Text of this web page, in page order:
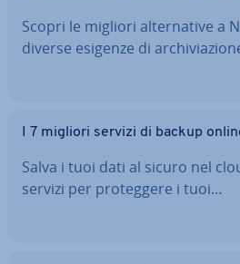
Scopri le migliori al­ter­na­ti­ve a
diverse esigenze di
I 7 migliori servizi di backup
Salva i tuoi dati al sicuro nel
servizi per pro­teg­ge­re i tuoi…